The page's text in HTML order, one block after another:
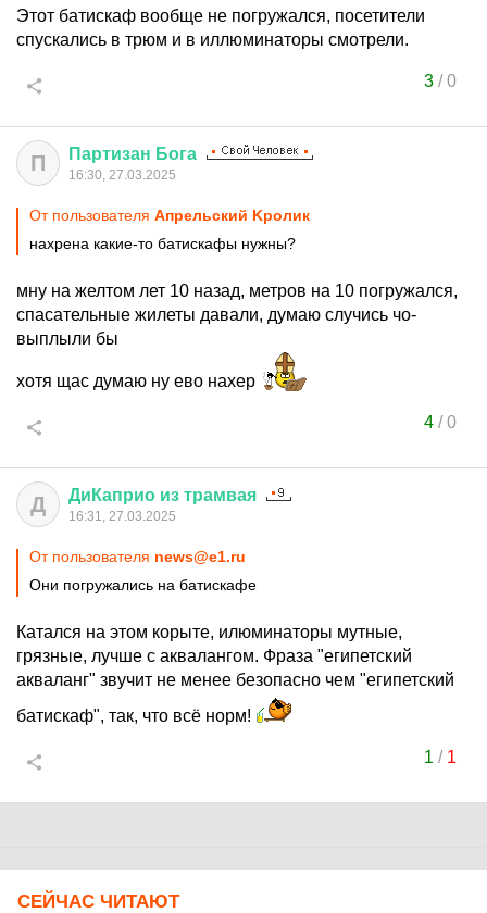
Этот батискаф вообще не погружался, посетители
спускались в трюм и в иллюминаторы смотрели.
3/0
П Партизан Бога
16:30, 27.03.2025
От пользователя Aпрельский Kролик
нахрена какие-то батискафы нужны?
мну на желтом лет 10 назад, метров на 10 погружался,
спасательные жилеты давали, думаю случись чо-
выплыли бы
хотя щас думаю ну ево нахер
4/0
Д ДиКаприо из трамвая
16:31, 27.03.2025
От пользователя news@e1.ru
Они погружались на батискафе
Катался на этом корыте, илюминаторы мутные,
грязные, лучше с аквалангом. Фраза "египетский
акваланг" звучит не менее безопасно чем "египетский
батискаф", так, что всё норм!
1 / 1
СЕЙЧАС ЧИТАЮТ